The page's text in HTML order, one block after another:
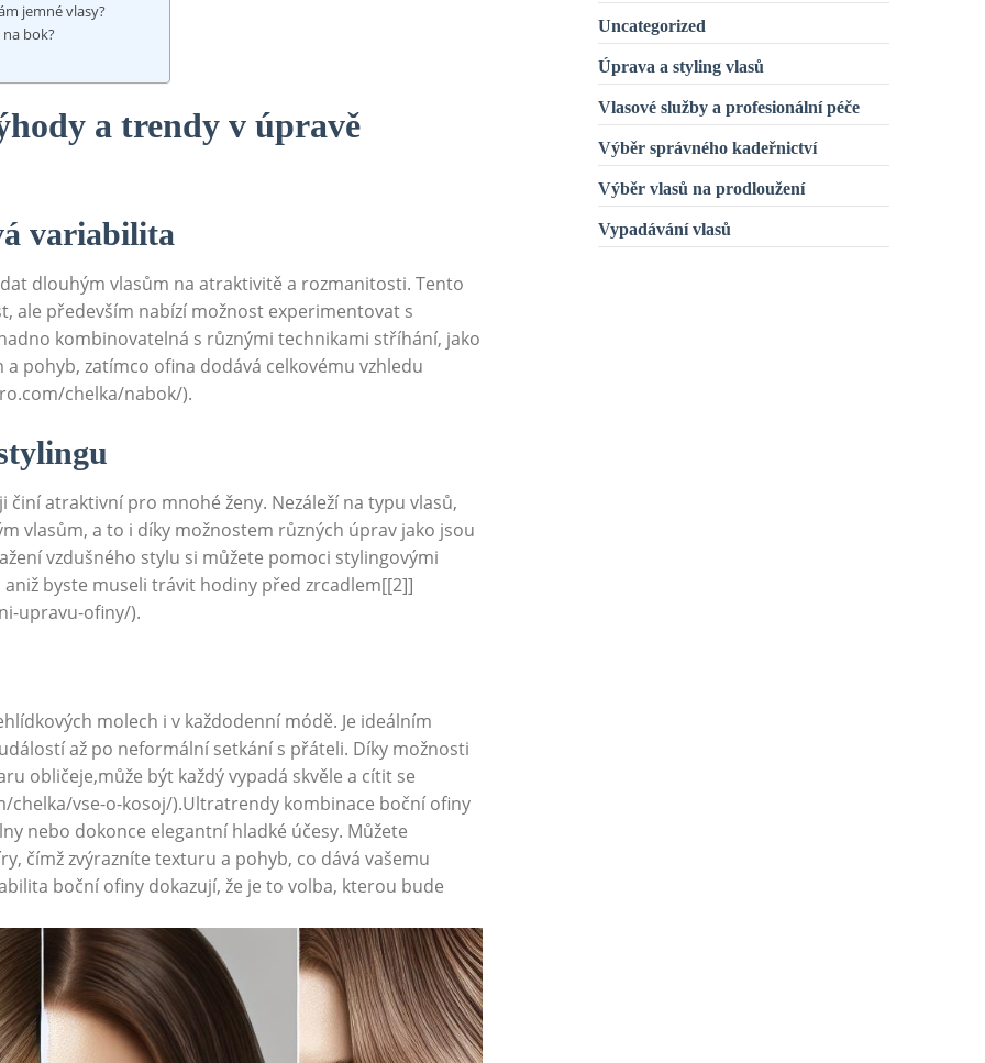
jemné vlasy?
bok?
a trendy v úpravě
variabilita
dlouhým vlasům na atraktivitě a rozmanitosti. Tento
ale především nabízí možnost experimentovat s
kombinovatelná s různými technikami stříhání, jako
pohyb, zatímco ofina dodává celkovému vzhledu
chelka/nabok/).
atraktivní pro mnohé ženy. Nezáleží na typu vlasů,
vlasům, a to i díky možnostem různých úprav jako jsou
vzdušného stylu si můžete pomoci stylingovými
byste museli trávit hodiny před zrcadlem[[2]]
upravu-ofiny/).
molech i v každodenní módě. Je ideálním
až po neformální setkání s přáteli. Díky možnosti
obličeje,může být každý vypadá skvěle a cítit se
vse-o-kosoj/).Ultratrendy kombinace boční ofiny
nebo dokonce elegantní hladké účesy. Můžete
čímž zvýrazníte texturu a pohyb, co dává vašemu
boční ofiny dokazují, že je to volba, kterou bude
Uncategorized
Úprava a styling vlasů
Vlasové služby a profesionální péče
Výběr správného kadeřnictví
Výběr vlasů na prodloužení
Vypadávání vlasů